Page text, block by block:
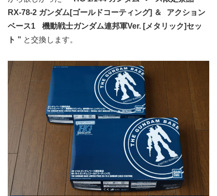
RX-78-2 ガンダム[ゴールドコーティング] ＆ アクション
ベース1 機動戦士ガンダム連邦軍Ver. [メタリック]セッ
ト ” と交換します。